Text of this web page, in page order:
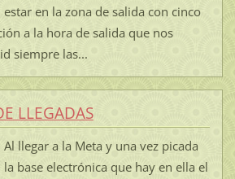
estar en la zona de salida con cinco
a la hora de salida que nos
siempre las...
LLEGADAS
Al llegar a la Meta y una vez picada
la base electrónica que hay en ella el